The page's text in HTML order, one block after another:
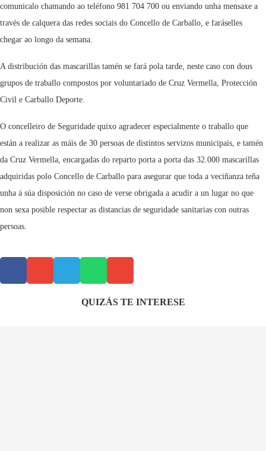
comunicalo chamando ao teléfono 981 704 700 ou enviando unha mensaxe a
través de calquera das redes sociais do Concello de Carballo, e faráselles
chegar ao longo da semana.
A distribución das mascarillas tamén se fará pola tarde, neste caso con dous
grupos de traballo compostos por voluntariado de Cruz Vermella, Protección
Civil e Carballo Deporte.
O concelleiro de Seguridade quixo agradecer especialmente o traballo que
están a realizar as máis de 30 persoas de distintos servizos municipais, e tamén
da Cruz Vermella, encargadas do reparto porta a porta das 32.000 mascarillas
adquiridas polo Concello de Carballo para asegurar que toda a veciñanza teña
unha á súa disposición no caso de verse obrigada a acudir a un lugar no que
non sexa posible respectar as distancias de seguridade sanitarias con outras
persoas.
QUIZÁS TE INTERESE